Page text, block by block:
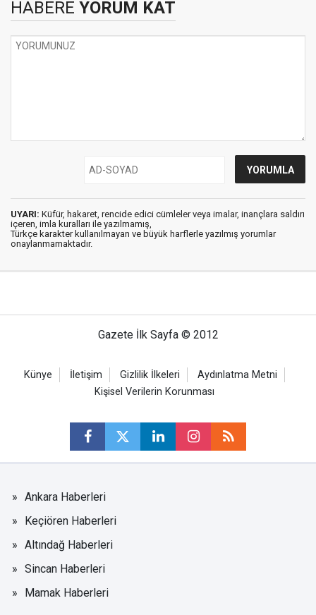
HABERE YORUM KAT
UYARI: Küfür, hakaret, rencide edici cümleler veya imalar, inançlara saldırı
içeren, imla kuralları ile yazılmamış,
Türkçe karakter kullanılmayan ve büyük harflerle yazılmış yorumlar
onaylanmamaktadır.
Gazete İlk Sayfa © 2012
Künye İletişim Gizlilik İlkeleri
Aydınlatma Metni
Kişisel Verilerin Korunması
Ankara Haberleri
Keçiören Haberleri
Altındağ Haberleri
Sincan Haberleri
Mamak Haberleri